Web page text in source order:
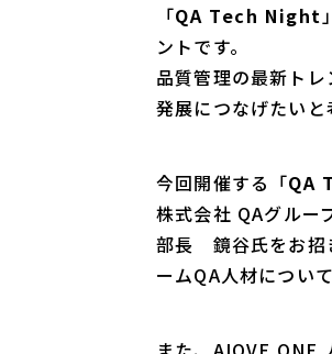
「QA Tech Night
ントです。
品質管理の最新ト
発展につなげたいと
今回開催する「QA
株式会社 QAグルー
部長 鏡谷氏をお招
ームQA人材につい